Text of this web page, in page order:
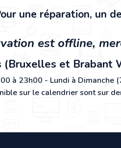
une réparation, un
est offline,
(Bruxelles et Brabant
à 23h00 - Lundi à Dimanche
sur le calendrier sont sur